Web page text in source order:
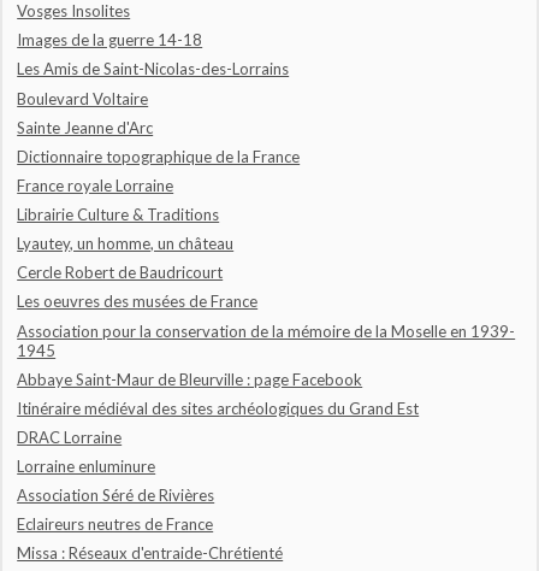
Vosges Insolites
Images de la guerre 14-18
Les Amis de Saint-Nicolas-des-Lorrains
Boulevard Voltaire
Sainte Jeanne d'Arc
Dictionnaire topographique de la France
France royale Lorraine
Librairie Culture & Traditions
Lyautey, un homme, un château
Cercle Robert de Baudricourt
Les oeuvres des musées de France
Association pour la conservation de la mémoire de la Moselle en 1939-
1945
Abbaye Saint-Maur de Bleurville : page Facebook
Itinéraire médiéval des sites archéologiques du Grand Est
DRAC Lorraine
Lorraine enluminure
Association Séré de Rivières
Eclaireurs neutres de France
Missa : Réseaux d'entraide-Chrétienté